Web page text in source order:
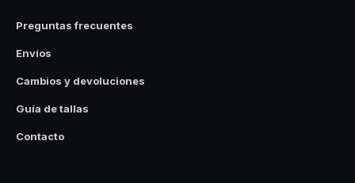
Preguntas frecuentes
Envíos
Cambios y devoluciones
Guía de tallas
Contacto